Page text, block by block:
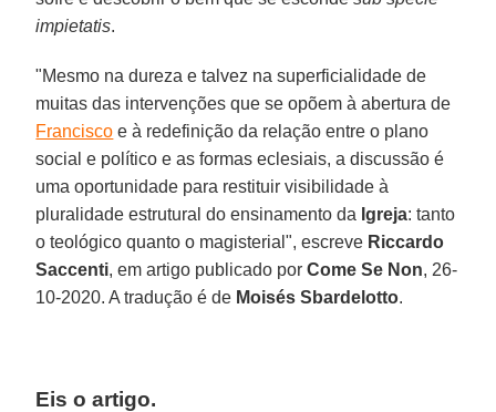
impietatis.
"Mesmo na dureza e talvez na superficialidade de
muitas das intervenções que se opõem à abertura de
Francisco e à redefinição da relação entre o plano
social e político e as formas eclesiais, a discussão é
uma oportunidade para restituir visibilidade à
pluralidade estrutural do ensinamento da Igreja: tanto
o teológico quanto o magisterial", escreve Riccardo
Saccenti, em artigo publicado porCome Se Non, 26-
10-2020. A tradução é de Moisés Sbardelotto.
Eis o artigo.